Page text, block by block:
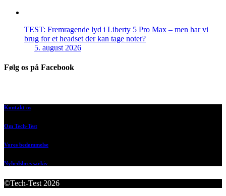
TEST: Fremragende lyd i Liberty 5 Pro Max – men har vi
brug for et headset der kan tage noter?
5. august 2026
Følg os på Facebook
Kontakt os
Om Tech-Test
Vores bedømmelse
Nyhedsbrevsarkiv
©Tech-Test 2026